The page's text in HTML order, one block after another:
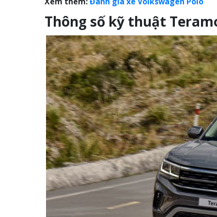
Thông số kỹ thuật